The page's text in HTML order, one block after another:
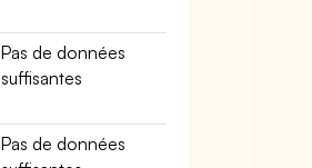
Pas de données
suffisantes
Pas de données